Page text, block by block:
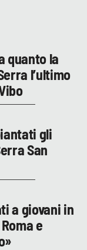
quanto la
l’ultimo
gli
San
a giovani in
e